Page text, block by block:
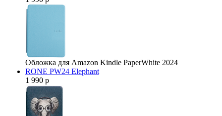
Обложка для Amazon Kindle PaperWhite 2024
RONE PW24 Elephant
1 990 р